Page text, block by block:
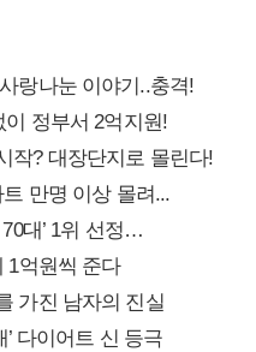
랑나눈 이야기..충격!
이 정부서 2억지원!
작? 대장단지로 몰린다!
만명 이상 몰려...
대’ 1위 선정…
1억원씩 준다
가진 남자의 진실
다이어트 신 등극